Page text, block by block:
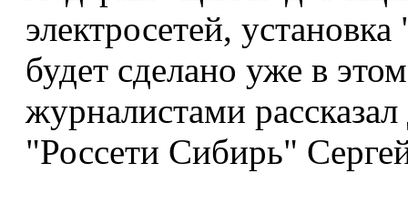
электросетей,
будет сделано уже в
журналистами
"Россети Сибирь"